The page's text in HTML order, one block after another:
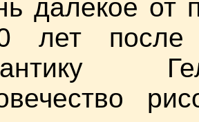
далекое от
лет после